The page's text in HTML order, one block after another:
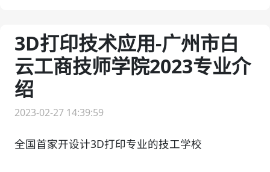
3D打印技术应用-广州市白
云工商技师学院2023专业介
绍
2023-02-27 14:39:59
全国首家开设计3D打印专业的技工学校